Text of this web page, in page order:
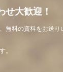
せ大歓迎！
無料の資料をお送り
。